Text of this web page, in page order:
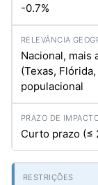
-0.7%
Nacional, mais
(Texas,
populacional
Curto prazo (≤